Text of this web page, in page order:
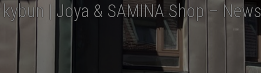
| Joya & SAMINA Shop – News